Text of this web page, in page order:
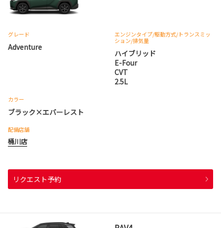
グレード
Adventure
エンジンタイプ/駆動方式/トランスミッ
ション/排気量
ハイブリッド
E-Four
CVT
2.5L
カラー
ブラック×エバーレスト
配備店舗
桶川店
リクエスト予約